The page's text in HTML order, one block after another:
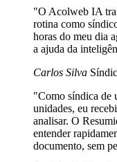
"O Acolweb IA
rotina como
horas do meu dia
a ajuda da
Carlos Silva
"Como síndica de
unidades, eu
analisar. O
entender
documento, sem